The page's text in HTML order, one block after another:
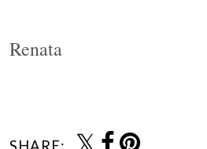
Renata